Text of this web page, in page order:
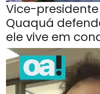
Vice-
Quaquá
ele vive em